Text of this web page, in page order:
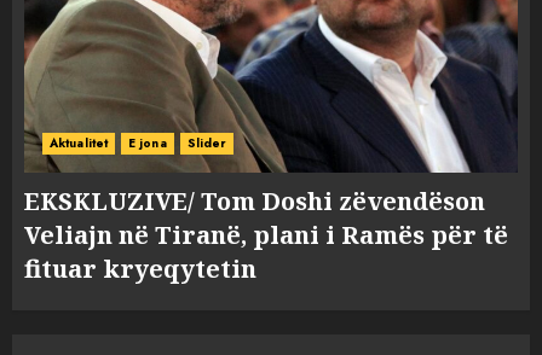
Aktualitet E jona Slider
EKSKLUZIVE/ Tom Doshi zëvendëson
Veliajn në Tiranë, plani i Ramës për të
fituar kryeqytetin